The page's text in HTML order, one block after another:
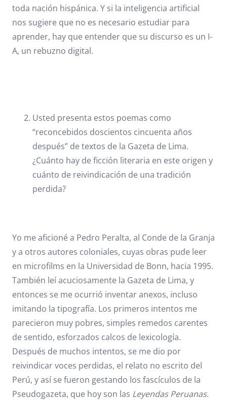
toda nación hispánica. Y si la inteligencia artificial
nos sugiere que no es necesario estudiar para
aprender, hay que entender que su discurso es un I-
A, un rebuzno digital.
Usted presenta estos poemas como
“reconcebidos doscientos cincuenta años
después” de textos de la Gazeta de Lima.
¿Cuánto hay de ficción literaria en este origen y
cuánto de reivindicación de una tradición
perdida?
Yo me aficioné a Pedro Peralta, al Conde de la Granja
y a otros autores coloniales, cuyas obras pude leer
en microfilms en la Universidad de Bonn, hacia 1995.
También leí acuciosamente la Gazeta de Lima, y
entonces se me ocurrió inventar anexos, incluso
imitando la tipografía. Los primeros intentos me
parecieron muy pobres, simples remedos carentes
de sentido, esforzados calcos de lexicología.
Después de muchos intentos, se me dio por
reivindicar voces perdidas, el relato no escrito del
Perú, y así se fueron gestando los fascículos de la
Pseudogazeta, que hoy son las Leyendas Peruanas.